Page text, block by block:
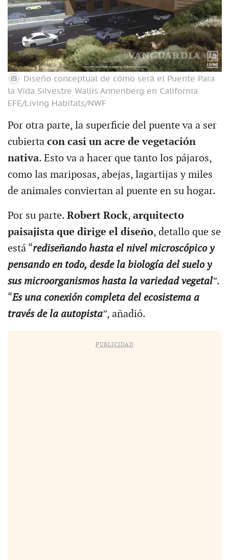
Diseño conceptual de cómo será el Puente Para
la Vida Silvestre Wallis Annenberg en California.
EFE/Living Habitats/NWF
Por otra parte, la superficie del puente va a ser
cubierta con casi un acre de vegetación
nativa. Esto va a hacer que tanto los pájaros,
como las mariposas, abejas, lagartijas y miles
de animales conviertan al puente en su hogar.
Por su parte. Robert Rock, arquitecto
paisajista que dirige el diseño, detallo que se
está “rediseñando hasta el nivel microscópico y
pensando en todo, desde la biología del suelo y
sus microorganismos hasta la variedad vegetal”.
“Es una conexión completa del ecosistema a
través de la autopista”, añadió.
PUBLICIDAD